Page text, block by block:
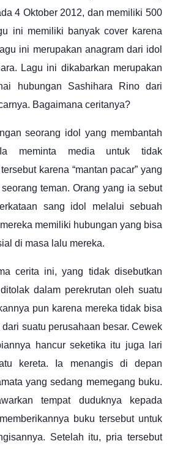
4 Oktober 2012, dan memiliki 500
ini memiliki banyak cover karena
ini merupakan anagram dari idol
Lagu ini dikabarkan merupakan
hubungan Sashihara Rino dari
Bagaimana ceritanya?
seorang idol yang membantah
meminta media untuk tidak
karena “mantan pacar” yang
teman. Orang yang ia sebut
sang idol melalui sebuah
memiliki hubungan yang bisa
di masa lalu mereka.
cerita ini, yang tidak disebutkan
dalam perekrutan oleh suatu
pun karena mereka tidak bisa
suatu perusahaan besar. Cewek
hancur seketika itu juga lari
kereta. Ia menangis di depan
yang sedang memegang buku.
tempat duduknya kepada
buku tersebut untuk
Setelah itu, pria tersebut